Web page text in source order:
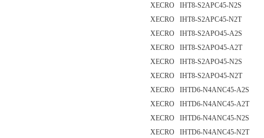
XECRO IHT8-S2APC45-N2S
XECRO IHT8-S2APC45-N2T
XECRO IHT8-S2APO45-A2S
XECRO IHT8-S2APO45-A2T
XECRO IHT8-S2APO45-N2S
XECRO IHT8-S2APO45-N2T
XECRO IHTD6-N4ANC45-A2S
XECRO IHTD6-N4ANC45-A2T
XECRO IHTD6-N4ANC45-N2S
XECRO IHTD6-N4ANC45-N2T